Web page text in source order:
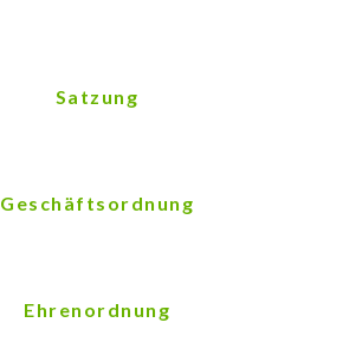
Satzung
Geschäftsordnung
Ehrenordnung